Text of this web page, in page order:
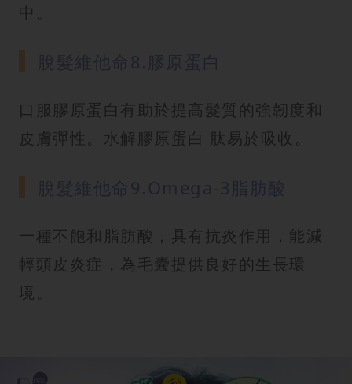
中。
口服膠原蛋白有助於提高髮質的強韌度和
皮膚彈性。水解膠原蛋白 肽易於吸收。
一種不飽和脂肪酸，具有抗炎作用，能減
輕頭皮炎症，為毛囊提供良好的生長環
境。